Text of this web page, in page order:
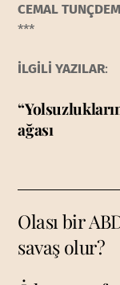
CEMAL
***
İLGİLİ YAZILAR:
ağası
Olası bir
savaş olur?